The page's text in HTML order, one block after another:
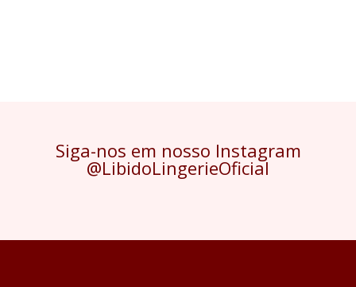
Siga-nos em nosso Instagram
@LibidoLingerieOficial